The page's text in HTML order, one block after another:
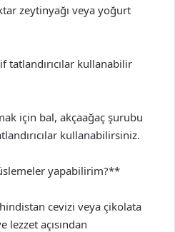
zeytinyağı veya yoğurt
kullanabilir
için bal, akçaağaç şurubu
kullanabilirsiniz.
yapabilirim?**
cevizi veya çikolata
lezzet açısından